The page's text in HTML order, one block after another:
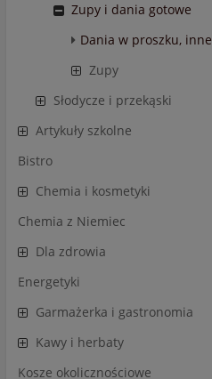
Zupy i dania gotowe
Dania w proszku, inne
Zupy
Słodycze i przekąski
Artykuły szkolne
Bistro
Chemia i kosmetyki
Chemia z Niemiec
Dla zdrowia
Energetyki
Garmażerka i gastronomia
Kawy i herbaty
Kosze okolicznościowe